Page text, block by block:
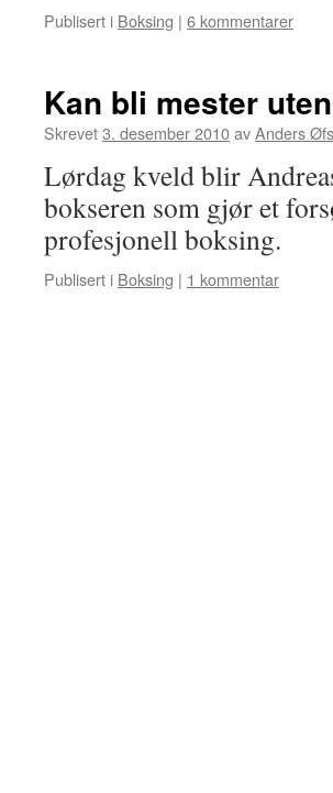
Publisert i Boksing | 6 kommentarer
Kan bli mester
Skrevet3. desember 2010avAnders
Lørdag kveld blir
bokseren som gjør et
profesjonell boksing.
Publisert i Boksing | 1 kommentar